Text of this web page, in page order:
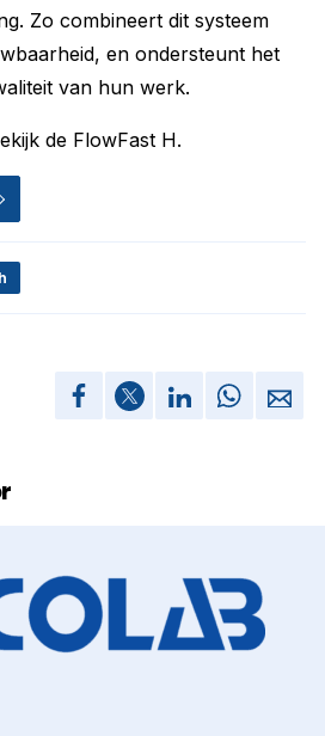
Zo combineert dit systeem
en ondersteunt het
van hun werk.
de FlowFast H.